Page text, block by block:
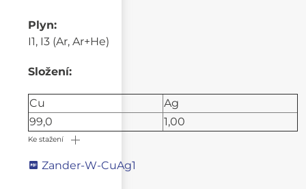
Plyn:
I1, I3 (Ar, Ar+He)
Složení:
Cu
Ag
99,0
1,00
Ke stažení
Zander-W-CuAg1